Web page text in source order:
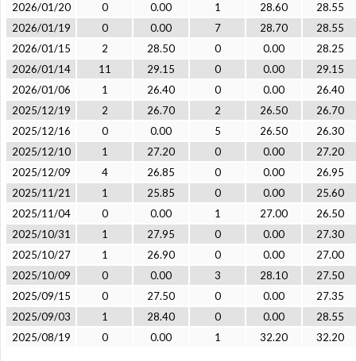
2026/01/20
0 0.00 1 28.60
28.55
2026/01/19
0 0.00 7 28.70
28.55
2026/01/15
2 28.50 0 0.00
28.25
2026/01/14
11 29.15 0 0.00
29.15
2026/01/06
1 26.40 0 0.00
26.40
2025/12/19
2 26.70 2 26.50
26.70
2025/12/16
0 0.00 5 26.50
26.30
2025/12/10
1 27.20 0 0.00
27.20
2025/12/09
4 26.85 0 0.00
26.95
2025/11/21
1 25.85 0 0.00
25.60
2025/11/04
0 0.00 1 27.00
26.50
2025/10/31
1 27.95 0 0.00
27.30
2025/10/27
1 26.90 0 0.00
27.00
2025/10/09
0 0.00 3 28.10
27.50
2025/09/15
0 27.50 0 0.00
27.35
2025/09/03
1 28.40 0 0.00
28.55
2025/08/19
0 0.00 1 32.20 32.20